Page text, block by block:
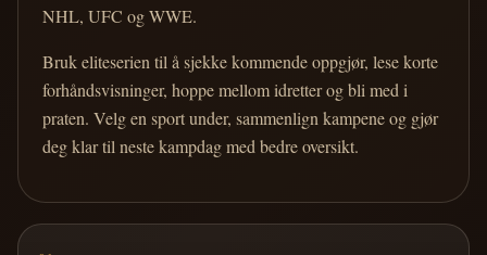
NHL, UFC og WWE.
Bruk eliteserien til å sjekke kommende oppgjør, lese korte
forhåndsvisninger, hoppe mellom idretter og bli med i
praten. Velg en sport under, sammenlign kampene og gjør
deg klar til neste kampdag med bedre oversikt.